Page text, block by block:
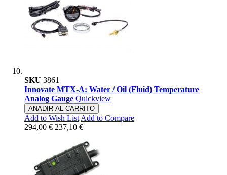
SKU 3861
Innovate MTX-A: Water / Oil (Fluid) Temperature
Analog Gauge Quickview
ANADIR AL CARRITO
Add to Wish List Add to Compare
294,00 € 237,10 €